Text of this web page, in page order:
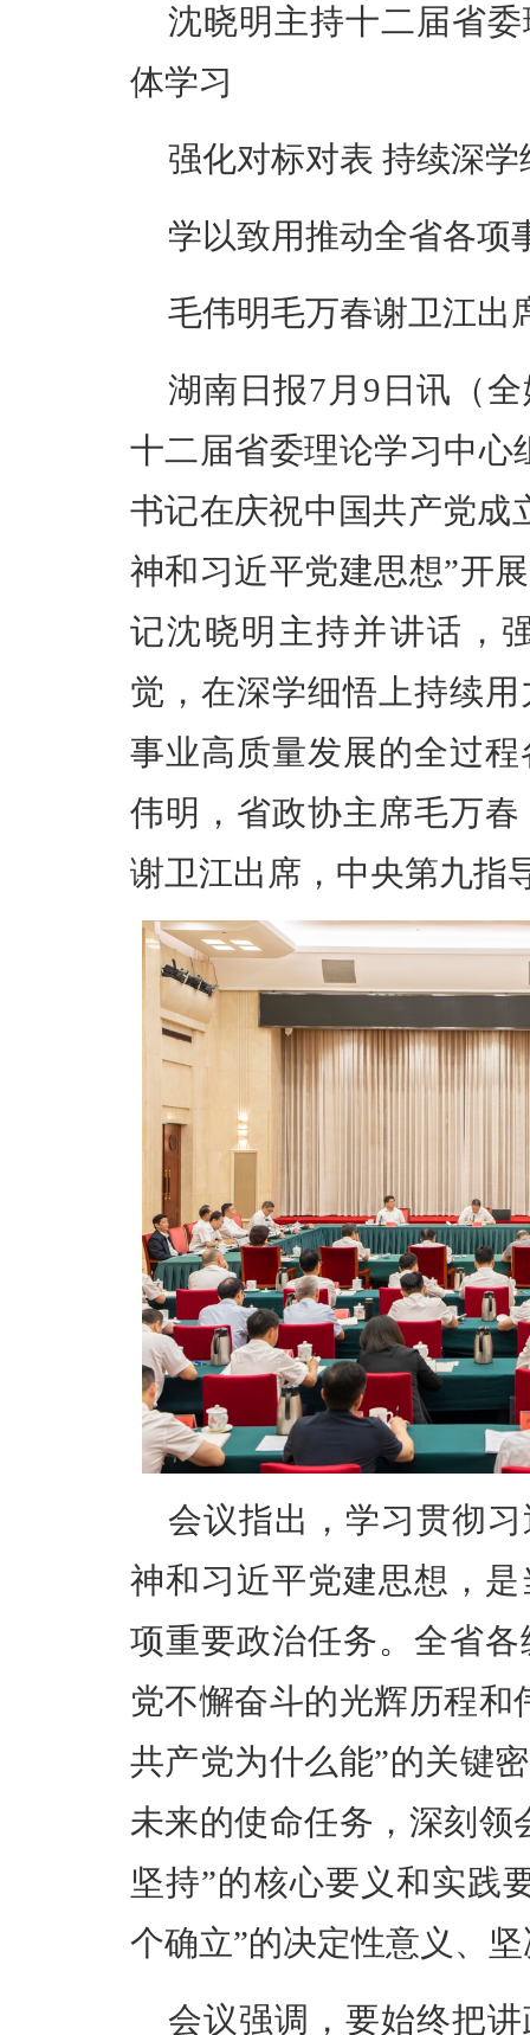
沈晓明主持十二届省
体学习
强化对标对表 持续深学
学以致用推动全省各项
毛伟明毛万春谢卫江出
湖南日报7月9日讯（
十二届省委理论学习中心
书记在庆祝中国共产党成
神和习近平党建思想”开
记沈晓明主持并讲话，
觉，在深学细悟上持续
事业高质量发展的全过
伟明，省政协主席毛万
谢卫江出席，中央第九指
会议指出，学习贯彻
神和习近平党建思想，
项重要政治任务。全省
党不懈奋斗的光辉历程和
共产党为什么能”的关键
未来的使命任务，深刻领
坚持”的核心要义和实践
个确立”的决定性意义、
会议强调，要始终把